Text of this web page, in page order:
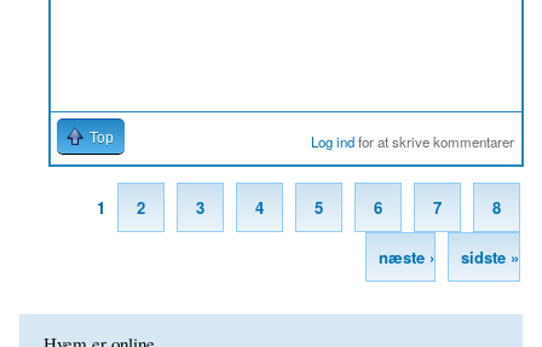
Top Log indfor at skrive kommentarer
1 2 3 4 5 6 7 8
næste › sidste »